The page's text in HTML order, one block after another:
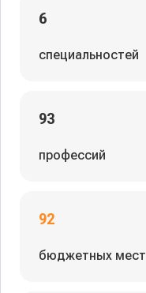
6
специальностей
93
профессий
92
бюджетных мест